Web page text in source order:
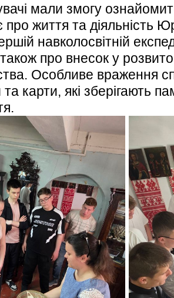
мали змогу
про життя та діяльність
навколосвітній
про внесок у
Особливе враження
карти, які зберігають